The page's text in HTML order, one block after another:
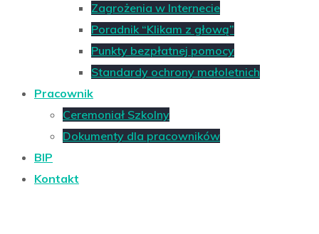
Zagrożenia w Internecie
Poradnik “Klikam z głową”
Punkty bezpłatnej pomocy
Standardy ochrony małoletnich
Pracownik
Ceremoniał Szkolny
Dokumenty dla pracowników
BIP
Kontakt